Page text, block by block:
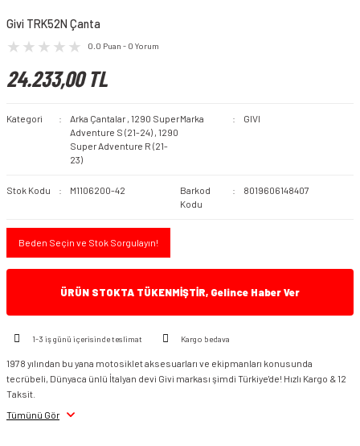
Givi TRK52N Çanta
0.0 Puan - 0 Yorum
24.233,00 TL
Kategori Arka Çantalar , 1290 Super
Adventure S (21-24) , 1290
Super Adventure R (21-
23)
Marka GIVI
Stok Kodu M1106200-42
Barkod
Kodu
8019606148407
Beden Seçin ve Stok Sorgulayın!
ÜRÜN STOKTA TÜKENMİŞTİR, Gelince Haber Ver
1-3 iş günü içerisinde teslimat Kargo bedava
1978 yılından bu yana motosiklet aksesuarları ve ekipmanları konusunda
tecrübeli, Dünyaca ünlü İtalyan devi Givi markası şimdi Türkiye'de! Hızlı Kargo & 12
Taksit.
Tümünü Gör